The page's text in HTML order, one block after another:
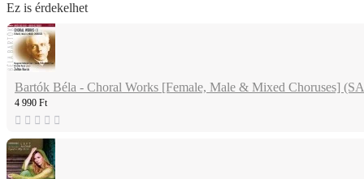
Ez is érdekelhet
Bartók Béla - Choral Works [Female, Male & Mixed Choruses]
4 990 Ft